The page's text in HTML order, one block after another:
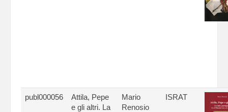
publ000056
Attila, Pepe
e gli altri. La
Mario
Renosio
ISRAT